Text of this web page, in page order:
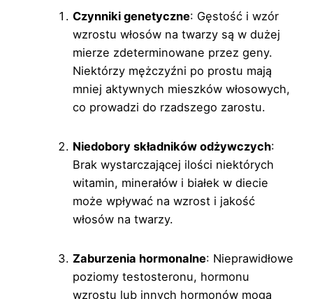
Czynniki genetyczne: Gęstość i wzór
wzrostu włosów na twarzy są w dużej
mierze zdeterminowane przez geny.
Niektórzy mężczyźni po prostu mają
mniej aktywnych mieszków włosowych,
co prowadzi do rzadszego zarostu.
Niedobory składników odżywczych:
Brak wystarczającej ilości niektórych
witamin, minerałów i białek w diecie
może wpływać na wzrost i jakość
włosów na twarzy.
Zaburzenia hormonalne: Nieprawidłowe
poziomy testosteronu, hormonu
wzrostu lub innych hormonów mogą